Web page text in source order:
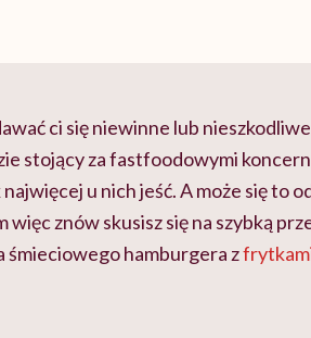
ci się niewinne lub
stojący za fastfoodowymi
u nich jeść. A może się to
znów skusisz się na szybką
hamburgera z